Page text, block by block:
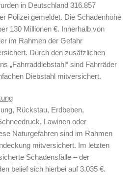
in Deutschland 316.857
Polizei gemeldet. Die Schadenhöhe
130 Millionen €. Innerhalb von
im Rahmen der Gefahr
Durch den zusätzlichen
„Fahrraddiebstahl“ sind Fahrräder
Diebstahl mitversichert.
Rückstau, Erdbeben,
Lawinen oder
Naturgefahren sind im Rahmen
mitversichert. Im letzten
Schadensfälle – der
belief sich hierbei auf 3.035 €.